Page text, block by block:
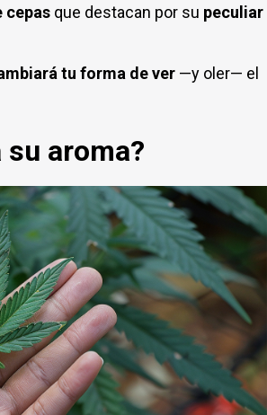
cepasque destacan por su peculiar
tu forma de ver—y oler— el
su aroma?